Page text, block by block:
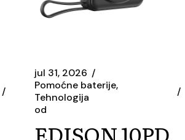
jul 31, 2026
Pomoćne baterije
Tehnologija
od